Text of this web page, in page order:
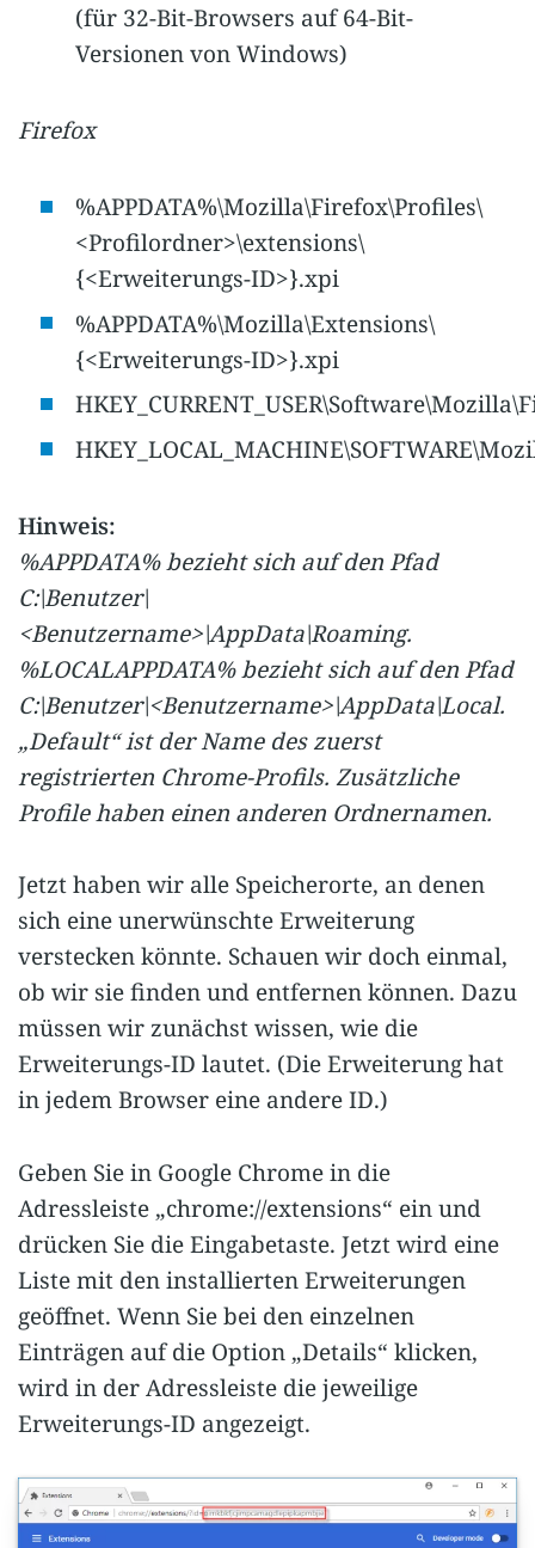
(für 32-Bit-Browsers auf 64-Bit-
Versionen von Windows)
Firefox
%APPDATA%\Mozilla\Firefox\Profiles\
<Profilordner>\extensions\
{<Erweiterungs-ID>}.xpi
%APPDATA%\Mozilla\Extensions\
{<Erweiterungs-ID>}.xpi
Hinweis:
%APPDATA% bezieht sich auf den Pfad
C:\Benutzer\
<Benutzername>\AppData\Roaming.
%LOCALAPPDATA% bezieht sich auf den Pfad
C:\Benutzer\<Benutzername>\AppData\Local.
„Default“ ist der Name des zuerst
registrierten Chrome-Profils. Zusätzliche
Profile haben einen anderen Ordnernamen.
Jetzt haben wir alle Speicherorte, an denen
sich eine unerwünschte Erweiterung
verstecken könnte. Schauen wir doch einmal,
ob wir sie finden und entfernen können. Dazu
müssen wir zunächst wissen, wie die
Erweiterungs-ID lautet. (Die Erweiterung hat
in jedem Browser eine andere ID.)
Geben Sie in Google Chrome in die
Adressleiste „chrome://extensions“ ein und
drücken Sie die Eingabetaste. Jetzt wird eine
Liste mit den installierten Erweiterungen
geöffnet. Wenn Sie bei den einzelnen
Einträgen auf die Option „Details“ klicken,
wird in der Adressleiste die jeweilige
Erweiterungs-ID angezeigt.